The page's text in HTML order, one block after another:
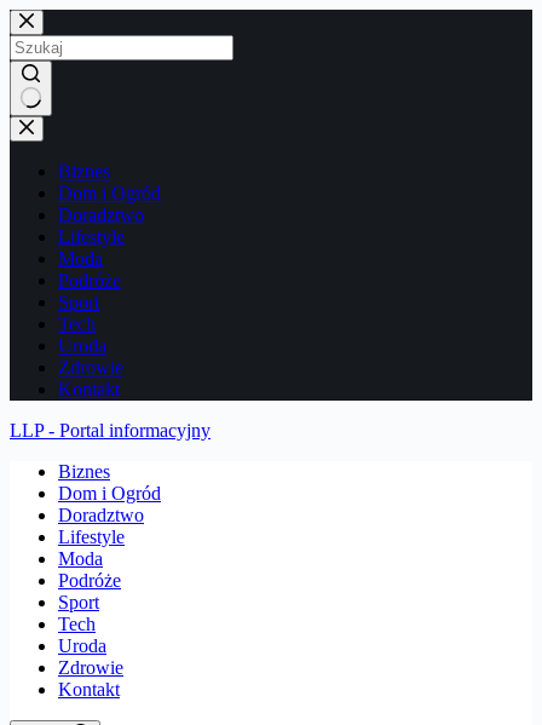
Przejdź
do
treści
Brak
wyników
Biznes
Dom i Ogród
Doradztwo
Lifestyle
Moda
Podróże
Sport
Tech
Uroda
Zdrowie
Kontakt
LLP - Portal informacyjny
Biznes
Dom i Ogród
Doradztwo
Lifestyle
Moda
Podróże
Sport
Tech
Uroda
Zdrowie
Kontakt